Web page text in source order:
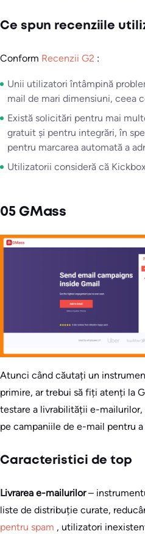
Ce spun recenziile
Conform Recenzii G2 :
Unii utilizatori întâmpină
mail de mari dimensiuni, ceea
Există solicitări pentru mai
gratuit și pentru integrări, în
pentru marcarea automată a
Utilizatorii consideră că
05 GMass
Atunci când căutați un
primire, ar trebui să fiți atenți la
testare a livrabilității e-
pe campaniile de e-mail pentru
Caracteristici de top
Livrarea e-mailurilor–
liste de distribuție curate,
pentru spam , utilizatori